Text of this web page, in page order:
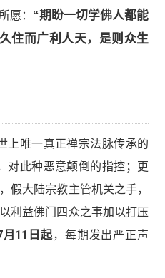
愿： “期盼一切学佛人都能
住而广利人天，是则众生
上唯一真正禅宗法脉传承的
对此种恶意颠倒的指控；更
假大陆宗教主管机关之手，
利益佛门四众之事加以打压
月11日起，每期发出严正声